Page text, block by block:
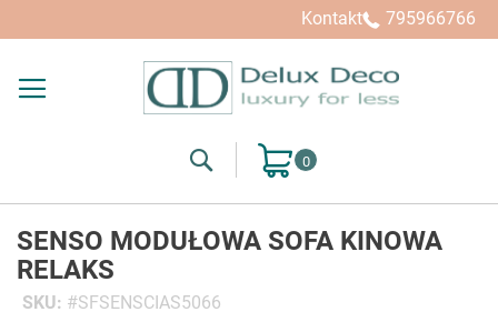
Kontakt 795966766
SearchMój koszyk
SENSO MODUŁOWA SOFA KINOWA
RELAKS
SKU
SFSENSCIAS5066